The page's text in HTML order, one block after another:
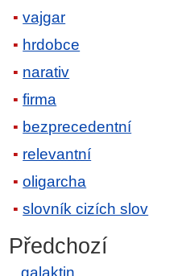
vajgar
hrdobce
narativ
firma
bezprecedentní
relevantní
oligarcha
slovník cizích slov
Předchozí